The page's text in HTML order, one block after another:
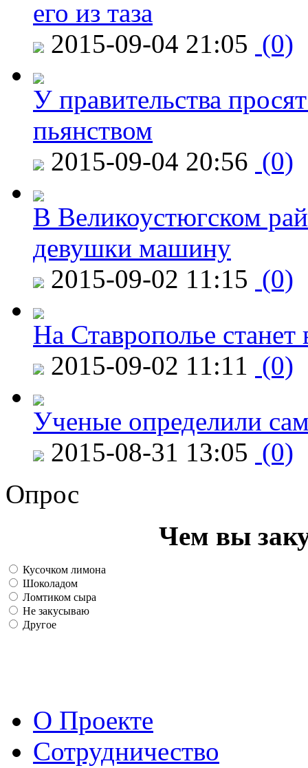
его из таза
2015-09-04 21:05 (0)
У правительства
пьянством
2015-09-04 20:56 (0)
В Великоустюгском
девушки машину
2015-09-02 11:15 (0)
На Ставрополье
2015-09-02 11:11 (0)
Ученые определили
2015-08-31 13:05 (0)
Опрос
Чем вы
Кусочком лимона
Шоколадом
Ломтиком сыра
Не закусываю
Другое
О Проекте
Сотрудничество